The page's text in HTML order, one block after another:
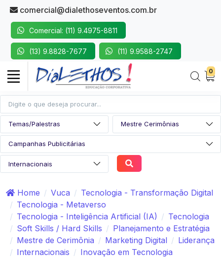
comercial@dialethoseventos.com.br
Comercial: (11) 9.4975-8811
(13) 9.8828-7677 (11) 9.9588-2747
0
Home Vuca
Tecnologia - Transformação Digital
Tecnologia - Metaverso
Tecnologia - Inteligência Artificial (IA)
Tecnologia
Soft Skills / Hard Skills
Planejamento e Estratégia
Mestre de Cerimônia
Marketing Digital
Liderança
Internacionais
Inovação em Tecnologia